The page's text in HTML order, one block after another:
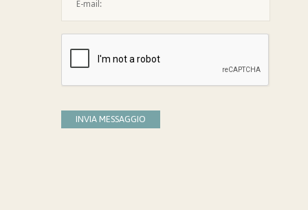
INVIA MESSAGGIO